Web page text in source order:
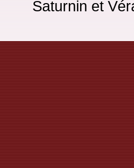
Saturnin et